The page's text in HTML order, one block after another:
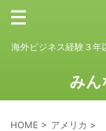
海外ビジネス経験３年
みん
HOME > アメリカ >